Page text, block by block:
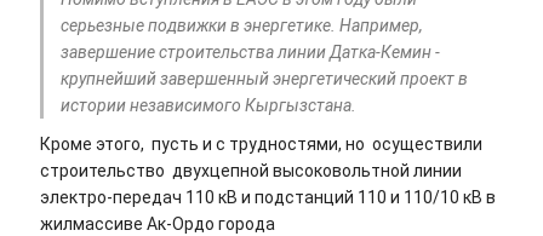
серьезные подвижки в энергетике. Например,
завершение строительства линии Датка-Кемин -
крупнейший завершенный энергетический проект в
истории независимого Кыргызстана.
Кроме этого, пусть и с трудностями, но осуществили
строительство двухцепной высоковольтной линии
электро-передач 110 кВ и подстанций 110 и 110/10 кВ в
жилмассиве Ак-Ордо города